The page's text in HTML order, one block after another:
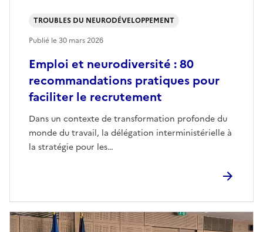
Emploi et neurodiversité : 80
recommandations pratiques pour
faciliter le recrutement
Dans un contexte de transformation profonde du
monde du travail, la délégation interministérielle à
la stratégie pour les…
TROUBLES DU NEURODÉVELOPPEMENT
Publié le30 mars 2026